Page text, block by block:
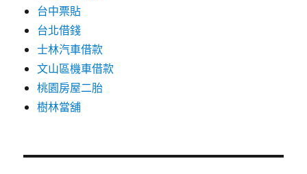
台中票貼
台北借錢
士林汽車借款
文山區機車借款
桃園房屋二胎
樹林當舖